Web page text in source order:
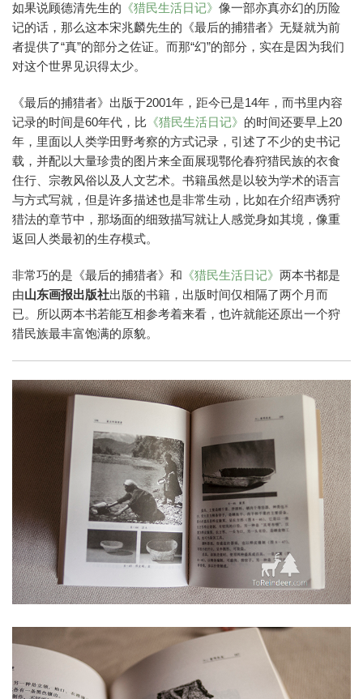
如果说顾德清先生的 《猎民生活日记》 像一部亦真亦幻的历险
记的话，那么这本宋兆麟先生的《最后的捕猎者》无疑就为前
者提供了“真”的部分之佐证。而那“幻”的部分，实在是因为我们
对这个世界见识得太少。
《最后的捕猎者》出版于2001年，距今已是14年，而书里内容
记录的时间是60年代，比 《猎民生活日记》 的时间还要早上20
年，里面以人类学田野考察的方式记录，引述了不少的史书记
载，并配以大量珍贵的图片来全面展现鄂伦春狩猎民族的衣食
住行、宗教风俗以及人文艺术。书籍虽然是以较为学术的语言
与方式写就，但是许多描述也是非常生动，比如在介绍声诱狩
猎法的章节中，那场面的细致描写就让人感觉身如其境，像重
返回人类最初的生存模式。
非常巧的是《最后的捕猎者》和 《猎民生活日记》 两本书都是
由山东画报出版社出版的书籍，出版时间仅相隔了两个月而
已。所以两本书若能互相参考着来看，也许就能还原出一个狩
猎民族最丰富饱满的原貌。